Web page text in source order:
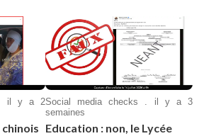
. il y a 2Social media checks . il y a 3
semaines
Education : non, le Lycée